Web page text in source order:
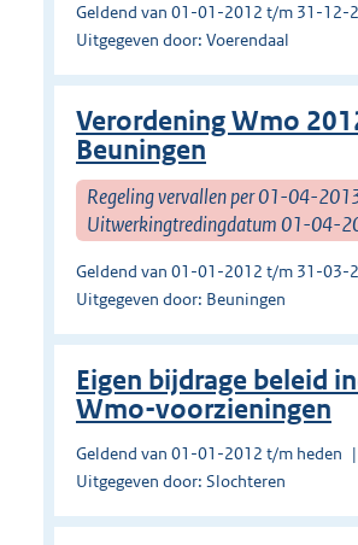
Geldend van 01-01-2012 t/m 31-12-
Uitgegeven door: Voerendaal
Verordening Wmo
Beuningen
Regeling vervallen per 01-04-
Uitwerkingtredingdatum 01-04-
Geldend van 01-01-2012 t/m 31-03-
Uitgegeven door: Beuningen
Eigen bijdrage beleid
Wmo-voorzieningen
Geldend van 01-01-2012 t/m heden
Uitgegeven door: Slochteren